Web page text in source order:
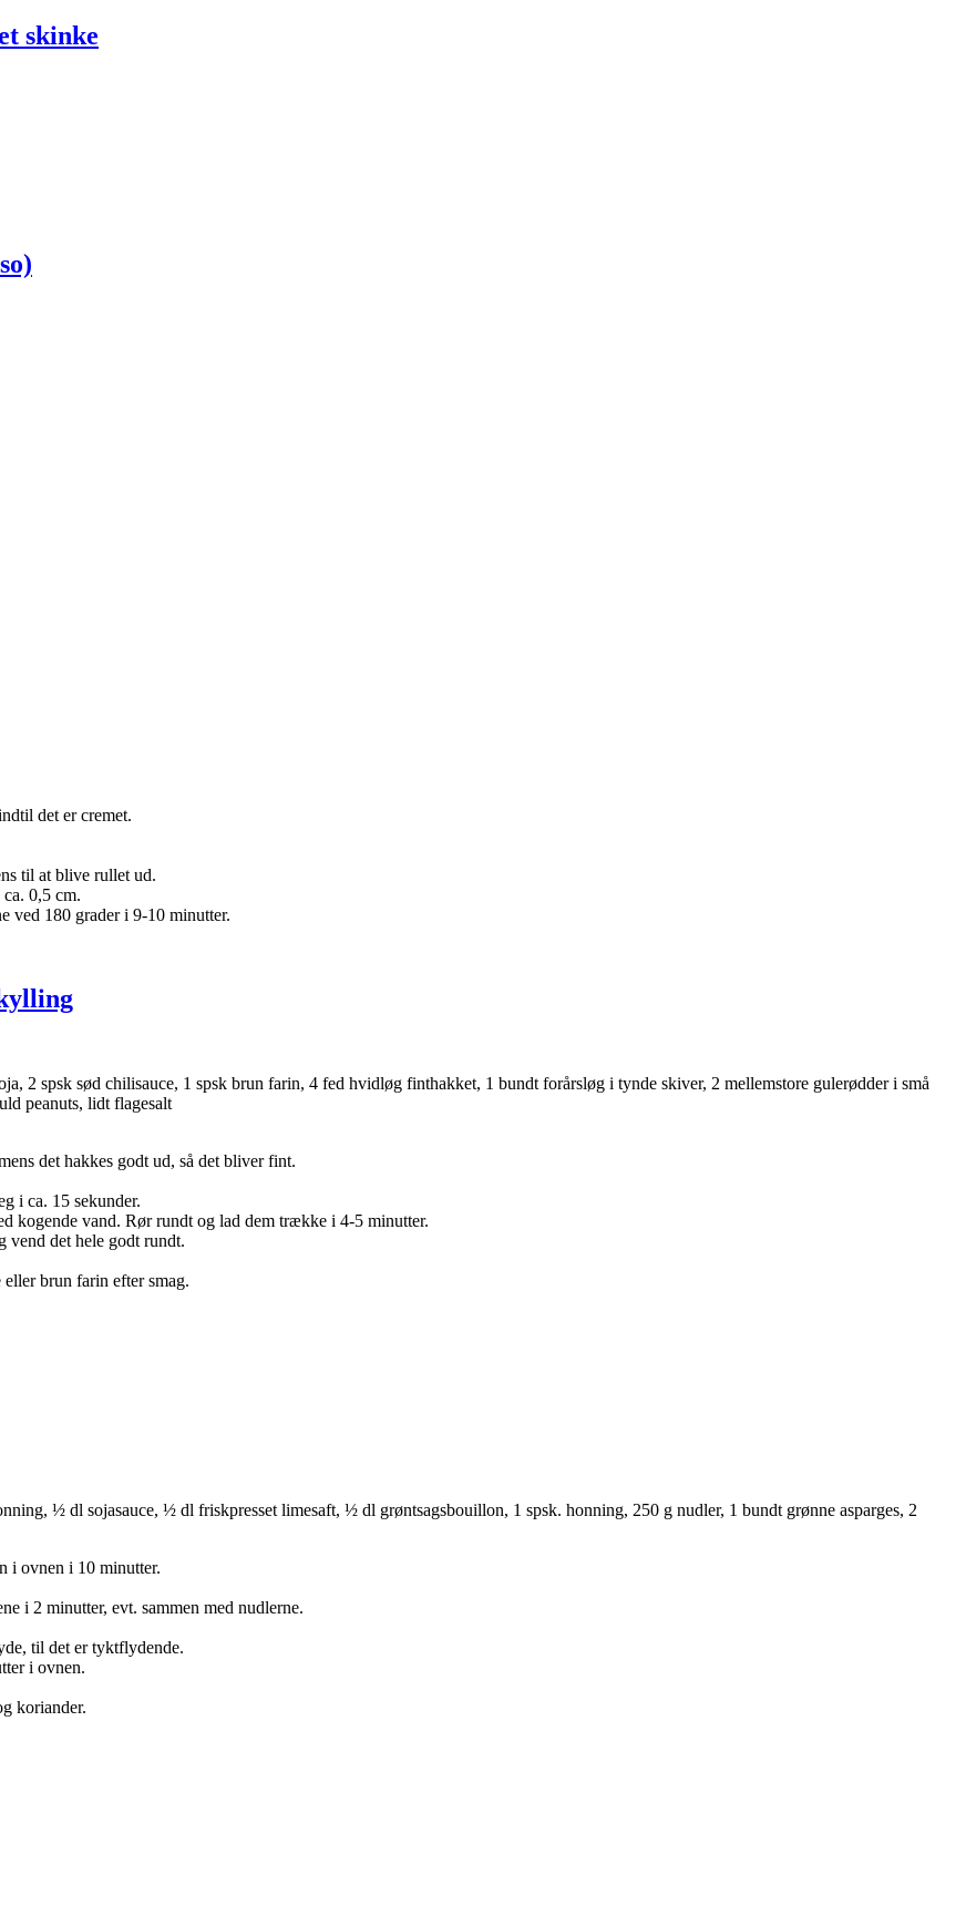
skinke
det er cremet.
til at blive rullet ud.
0,5 cm.
ved 180 grader i 9-10 minutter.
2 spsk sød chilisauce, 1 spsk brun farin, 4 fed hvidløg finthakket, 1 bundt forårsløg i tynde skiver, 2 mellemstore gulerødder i små
peanuts, lidt flagesalt
det hakkes godt ud, så det bliver fint.
i ca. 15 sekunder.
kogende vand. Rør rundt og lad dem trække i 4-5 minutter.
vend det hele godt rundt.
brun farin efter smag.
½ dl sojasauce, ½ dl friskpresset limesaft, ½ dl grøntsagsbouillon, 1 spsk. honning, 250 g nudler, 1 bundt grønne asparges, 2
i ovnen i 10 minutter.
i 2 minutter, evt. sammen med nudlerne.
til det er tyktflydende.
i ovnen.
koriander.